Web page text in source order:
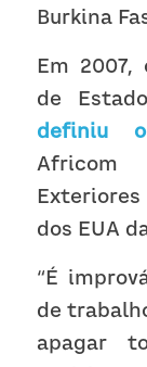
Burkina
Em 2007,
definiu
Africom
dos EUA
“É
de
apagar